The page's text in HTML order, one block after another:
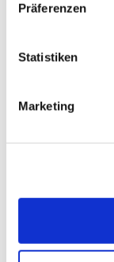
Präferenzen
Statistiken
Marketing